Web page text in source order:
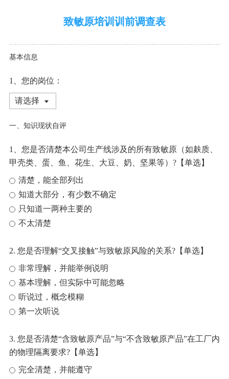
致敏原培训训前调查表
基本信息
1、您的岗位：
请选择
一、知识现状自评
1、您是否清楚本公司生产线涉及的所有致敏原（如麸质、
甲壳类、蛋、鱼、花生、大豆、奶、坚果等）?【单选】
清楚，能全部列出
知道大部分，有少数不确定
只知道一两种主要的
不太清楚
2. 您是否理解“交叉接触”与致敏原风险的关系?【单选】
非常理解，并能举例说明
基本理解，但实际中可能忽略
听说过，概念模糊
第一次听说
3. 您是否清楚“含致敏原产品”与“不含致敏原产品”在工厂内
的物理隔离要求?【单选】
完全清楚，并能遵守